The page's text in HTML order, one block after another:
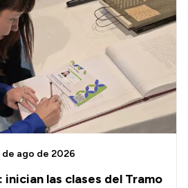
inician las clases del Tramo
de ago de 2026